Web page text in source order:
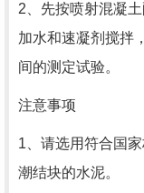
2、先按喷射混凝
加水和速凝剂搅拌
间的测定试验。
注意事项
1、请选用符合国
潮结块的水泥。